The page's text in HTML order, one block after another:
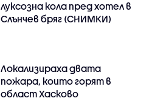
луксозна кола пред хотел в
Слънчев бряг (СНИМКИ)
Локализираха двата
пожара, които горят в
област Хасково